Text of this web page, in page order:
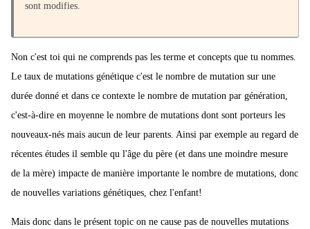
sont modifies.
Non c'est toi qui ne comprends pas les terme et concepts que tu nommes.
Le taux de mutations génétique c'est le nombre de mutation sur une
durée donné et dans ce contexte le nombre de mutation par génération,
c'est-à-dire en moyenne le nombre de mutations dont sont porteurs les
nouveaux-nés mais aucun de leur parents. Ainsi par exemple au regard de
récentes études il semble qu l'âge du père (et dans une moindre mesure
de la mère) impacte de manière importante le nombre de mutations, donc
de nouvelles variations génétiques, chez l'enfant!
Mais donc dans le présent topic on ne cause pas de nouvelles mutations